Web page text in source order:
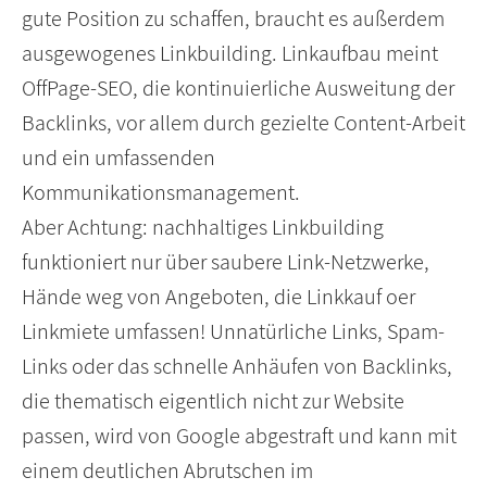
gute Position zu schaffen, braucht es außerdem
ausgewogenes Linkbuilding. Linkaufbau meint
OffPage-SEO, die kontinuierliche Ausweitung der
Backlinks, vor allem durch gezielte Content-Arbeit
und ein umfassenden
Kommunikationsmanagement.
Aber Achtung: nachhaltiges Linkbuilding
funktioniert nur über saubere Link-Netzwerke,
Hände weg von Angeboten, die Linkkauf oer
Linkmiete umfassen! Unnatürliche Links, Spam-
Links oder das schnelle Anhäufen von Backlinks,
die thematisch eigentlich nicht zur Website
passen, wird von Google abgestraft und kann mit
einem deutlichen Abrutschen im